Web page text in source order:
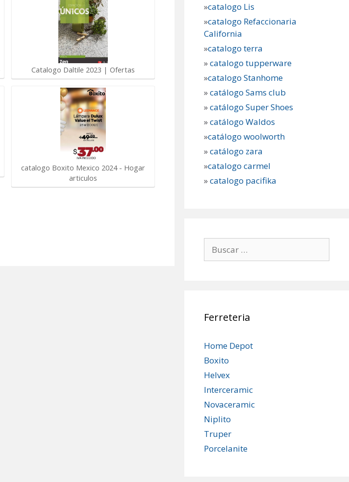
Catalogo Daltile 2023 | Ofertas
catalogo Boxito Mexico 2024 - Hogar
articulos
»catalogo Lis
»catalogo Refaccionaria
California
»catalogo terra
»catalogo tupperware
»catalogo Stanhome
»catálogo Sams club
»catálogo Super Shoes
»catálogo Waldos
»catálogo woolworth
»catálogo zara
»catalogo carmel
»catalogo pacifika
Ferreteria
Home Depot
Boxito
Helvex
Interceramic
Novaceramic
Niplito
Truper
Porcelanite